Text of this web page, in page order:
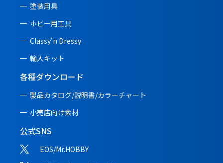
塗装用具
ホビー用工具
Classy'n Dressy
輸入キット
各種ダウンロード
製品カタログ/説明書/カラーチャート
小売店向け素材
公式SNS
EOS/Mr.HOBBY